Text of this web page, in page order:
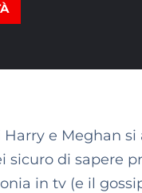
e Meghan
sicuro di sapere
in tv (e il